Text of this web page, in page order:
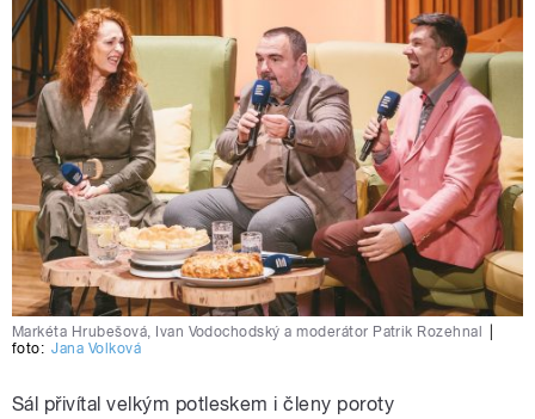
Markéta Hrubešová, Ivan Vodochodský a moderátor Patrik Rozehnal
foto: Jana Volková
Sál přivítal velkým potleskem i členy poroty